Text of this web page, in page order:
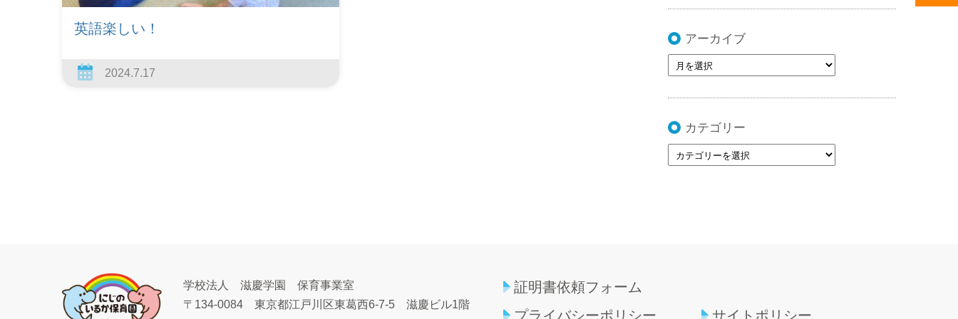
英語楽しい！
2024.7.17
アーカイブ
カテゴリー
学校法人 滋慶学園 保育事業室
〒134-0084 東京都江戸川区東葛西6-7-5 滋慶ビル1階
証明書依頼フォーム
プライバシーポリシー
サイトポリシー